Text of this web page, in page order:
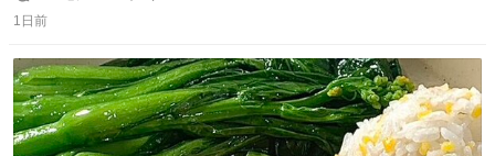
返
信
リ
ト
数
い
数
1日前